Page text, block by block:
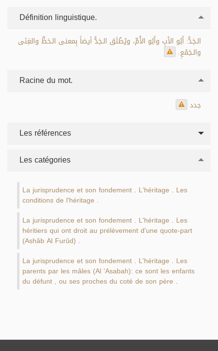
Définition linguistique.
الـجَدُّ: أَبُو الأَبِ وأَبُو الأُمِّ، ويُطْلَق الـجَدُّ أيضاً بِمعنى الـحَظِّ والغِنَى
والـجَمْعِ.
Racine du mot.
جدد
Les références
Les catégories
La jurisprudence et son fondement L'héritage Les
conditions de l'héritage
La jurisprudence et son fondement L'héritage Les
héritiers qui ont droit au prélèvement d'une quote-part
(Ashâb Al Furûd)
La jurisprudence et son fondement L'héritage Les
parents par les mâles (Al 'Asabah): ce sont les enfants
du défunt , ou ses proches du coté de son père